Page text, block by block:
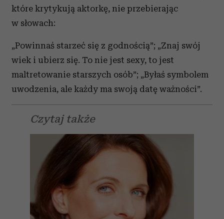
które krytykują aktorkę, nie przebierając
w słowach:
„Powinnaś starzeć się z godnością”; „Znaj swój
wiek i ubierz się. To nie jest sexy, to jest
maltretowanie starszych osób”; „Byłaś symbolem
uwodzenia, ale każdy ma swoją datę ważności”.
Czytaj także